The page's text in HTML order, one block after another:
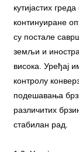
кутијастих
континуиране
су постале
земљи и
висока. Уређај
контролу
подешавања
различитих
стабилан рад.